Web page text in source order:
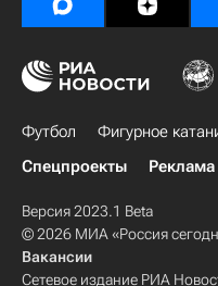
Футбол Фигурное
Спецпроекты
Реклама
Версия 2023.1 Beta
© 2026 МИА «Россия
Вакансии
Сетевое издание РИА